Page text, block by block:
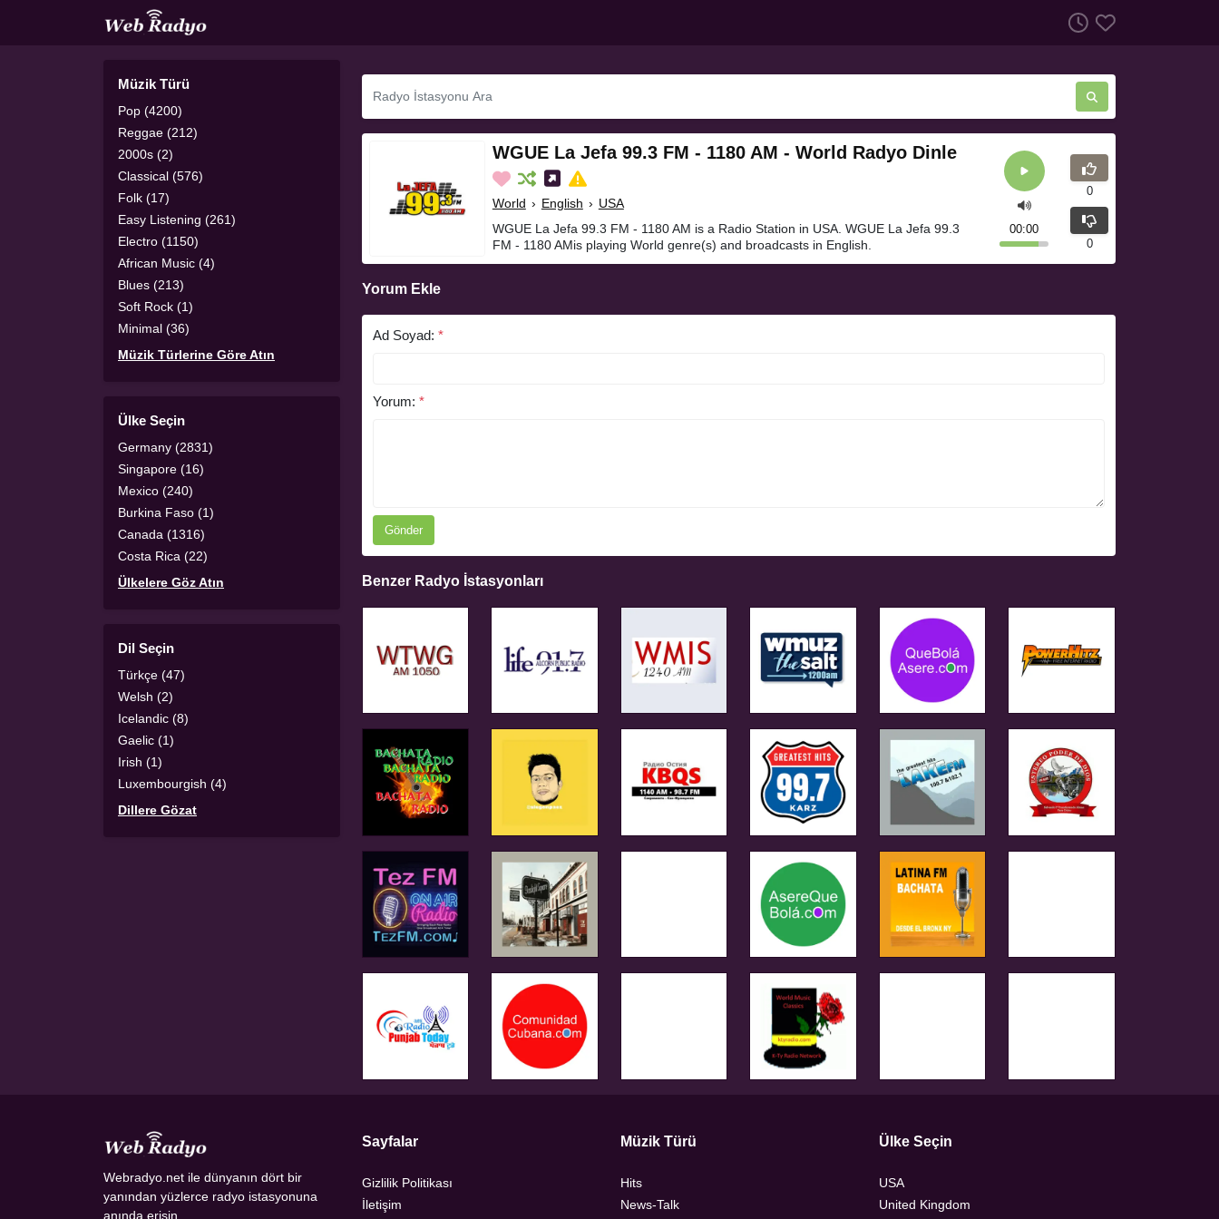
Müzik Türü
Pop (4200)
Reggae (212)
2000s (2)
Classical (576)
Folk (17)
Easy Listening (261)
Electro (1150)
African Music (4)
Blues (213)
Soft Rock (1)
Minimal (36)
Müzik Türlerine Göre Atın
Ülke Seçin
Germany (2831)
Singapore (16)
Mexico (240)
Burkina Faso (1)
Canada (1316)
Costa Rica (22)
Ülkelere Göz Atın
Dil Seçin
Türkçe (47)
Welsh (2)
Icelandic (8)
Gaelic (1)
Irish (1)
Luxembourgish (4)
Dillere Gözat
WGUE La Jefa 99.3 FM - 1180 AM - World Radyo Dinle
World › English › USA
WGUE La Jefa 99.3 FM - 1180 AM is a Radio Station in USA. WGUE La Jefa 99.3
FM - 1180 AMis playing World genre(s) and broadcasts in English.
00:00
0
0
Yorum Ekle
Ad Soyad: *
Yorum: *
Gönder
Benzer Radyo İstasyonları
Webradyo.net ile dünyanın dört bir
yanından yüzlerce radyo istasyonuna
anında erişin.
Sayfalar
Gizlilik Politikası
İletişim
Müzik Türü
Hits
News-Talk
Ülke Seçin
USA
United Kingdom